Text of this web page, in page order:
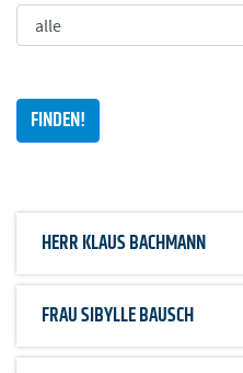
HERRKLAUS BACHMANN
FRAUSIBYLLE BAUSCH